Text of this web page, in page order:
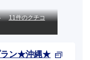
11件のクチコ
ラン★沖縄★